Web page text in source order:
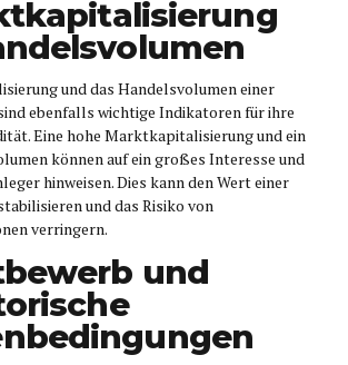
und das Handelsvolumen einer
ebenfalls wichtige Indikatoren für ihre
Eine hohe Marktkapitalisierung und ein
können auf ein großes Interesse und
hinweisen. Dies kann den Wert einer
und das Risiko von
verringern.
und